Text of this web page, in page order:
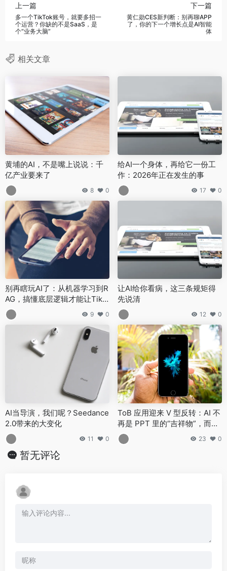
上一篇
多一个TikTok账号，就要多招一
个运营？你缺的不是SaaS，是
个“业务大脑”
下一篇
黄仁勋CES新判断：别再聊APP
了，你的下一个增长点是AI智能
体
相关文章
黄埔的AI，不是嘴上说说：千
亿产业要来了
8 0
给AI一个身体，再给它一份工
作：2026年正在发生的事
17 0
别再瞎玩AI了：从机器学习到R
AG，搞懂底层逻辑才能让TikT
ok和跨境生意更好做
9 0
让AI给你看病，这三条规矩得
先说清
12 0
AI当导演，我们呢？Seedance
2.0带来的大变化
11 0
ToB 应用迎来 V 型反转：AI 不
再是 PPT 里的“吉祥物”，而是
搞钱的“工具人”
23 0
暂无评论